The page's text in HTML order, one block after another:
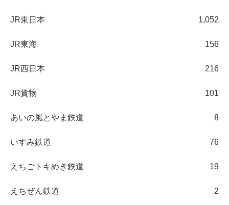
JR東日本 1,052
JR東海 156
JR西日本 216
JR貨物 101
あいの風とやま鉄道 8
いすみ鉄道 76
えちごトキめき鉄道 19
えちぜん鉄道 2